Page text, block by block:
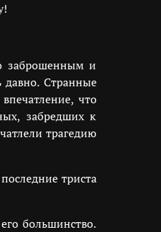
заброшенным и
Странные
что
забредших к
трагедию
триста
большинство.